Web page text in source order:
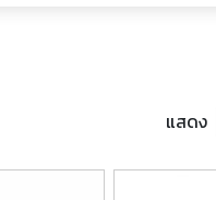
แสดง